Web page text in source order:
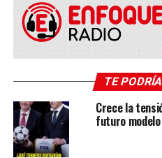
El debate en el Senado se ha
dilatorias de los demócratas,
completa del texto y agotaron
Thom Tillis, expresaron su
advirtiendo sobre su impacto
ciudadanos y anunciando su
TE
Crece la
futuro